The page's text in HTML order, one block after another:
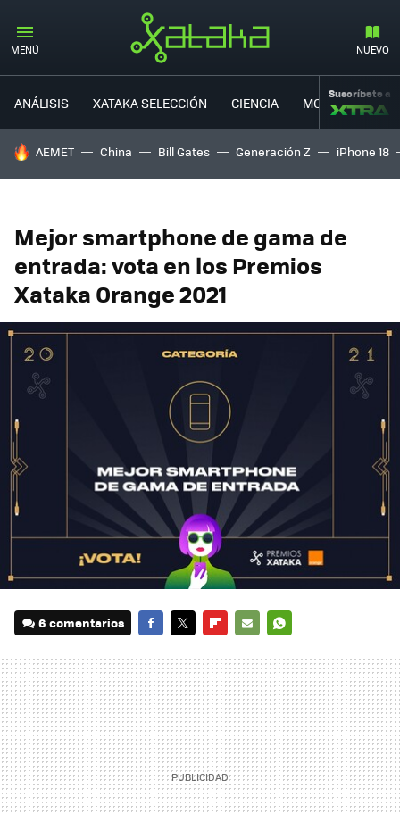
MENÚ NUEVO
ANÁLISIS XATAKA SELECCIÓN CIENCIA MOVILIDAD
Suscríbete a
HOY SE HABLA DE
AEMET China Bill Gates Generación Z iPhone 18
Mejor smartphone de gama de
entrada: vota en los Premios
Xataka Orange 2021
6 comentarios
MAIL